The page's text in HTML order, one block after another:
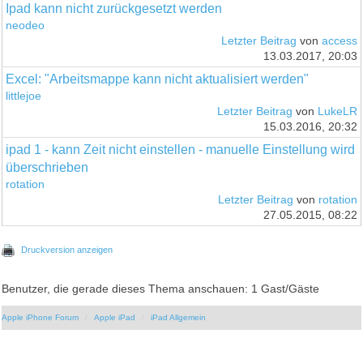
Ipad kann nicht zurückgesetzt werden
neodeo
Letzter Beitrag von access
13.03.2017, 20:03
Excel: "Arbeitsmappe kann nicht aktualisiert werden"
littlejoe
Letzter Beitrag von LukeLR
15.03.2016, 20:32
ipad 1 - kann Zeit nicht einstellen - manuelle Einstellung wird
überschrieben
rotation
Letzter Beitrag von rotation
27.05.2015, 08:22
Druckversion anzeigen
Benutzer, die gerade dieses Thema anschauen: 1 Gast/Gäste
Apple iPhone Forum Apple iPad iPad Allgemein